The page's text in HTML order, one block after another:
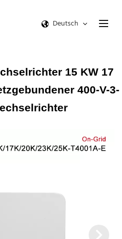
Deutsch
15 KW 17
400-V-3-